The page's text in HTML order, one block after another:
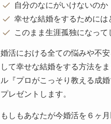
自分のなにがいけないのか
幸せな結婚をするためには
このまま生涯孤独になって
婚活における全ての悩みや不
して幸せな結婚をする方法を
ル『プロがこっそり教える成
プレゼントします。
もしもあなたが今婚活を６ヶ